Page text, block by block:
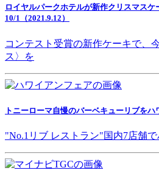
ロイヤルパークホテルが新作クリスマス
10/1（2021.9.12）
コンテスト受賞の新作ケーキで、
ス〉を
トニーローマ自慢のバーベキューリブをハ
"No.1リブ レストラン"国内7店舗